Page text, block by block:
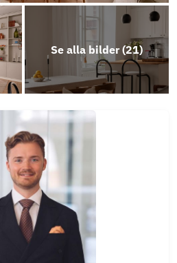
Se alla bilder (21)